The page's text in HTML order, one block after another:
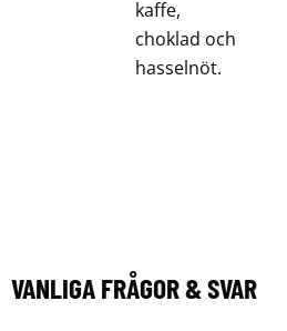
kaffe,
choklad och
hasselnöt.
VANLIGA FRÅGOR & SVAR